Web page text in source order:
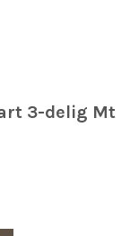
3-delig Mt